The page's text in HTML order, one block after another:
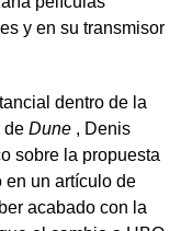
y en su transmisor
dentro de la
de Dune , Denis
sobre la propuesta
en un artículo de
acabado con la